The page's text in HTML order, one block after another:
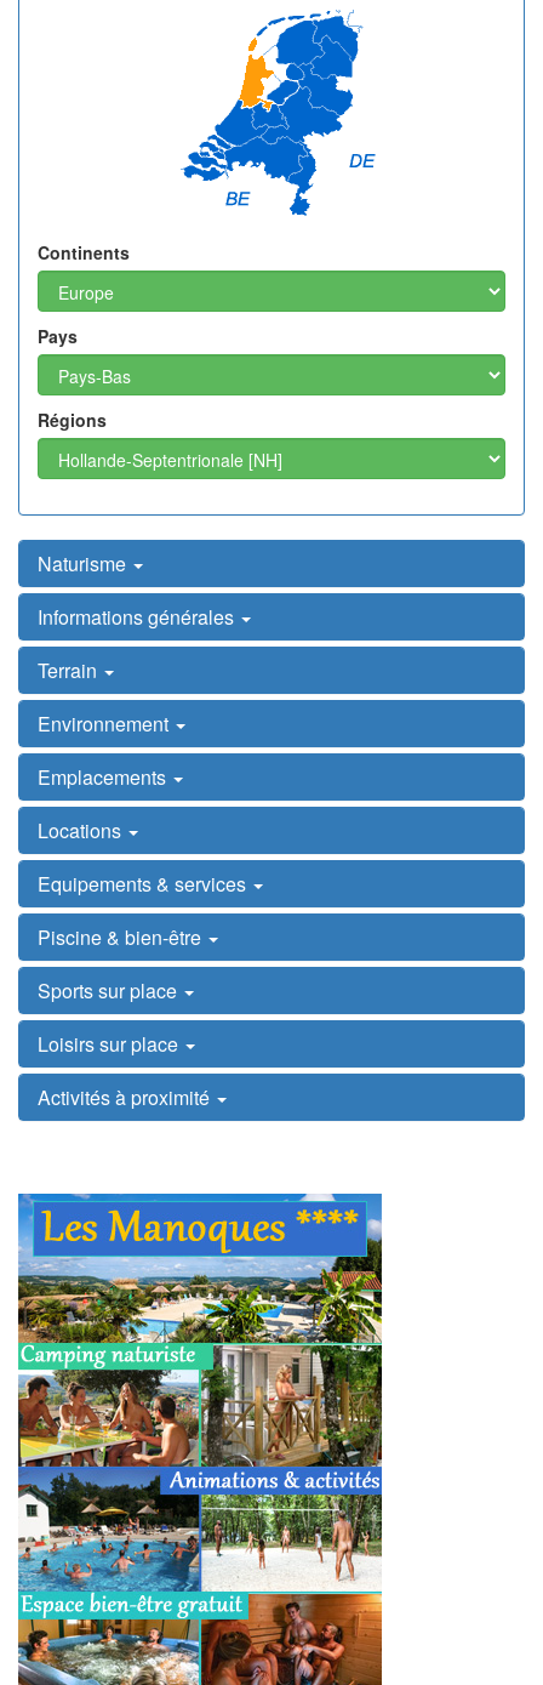
Continents
Pays
Régions
Naturisme
Informations générales
Terrain
Environnement
Emplacements
Locations
Equipements & services
Piscine & bien-être
Sports sur place
Loisirs sur place
Activités à proximité